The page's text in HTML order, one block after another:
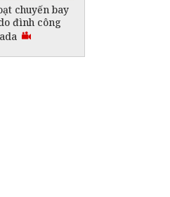
chuyến bay
đình công